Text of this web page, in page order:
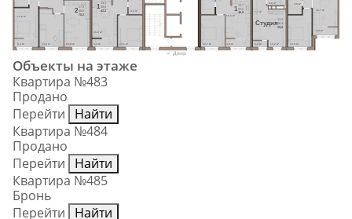
3,4 м²
12,7 м²
15,3 м²
1
12,7
37,5
40,9
1,4 м²
3,8 м²
13,2 м²
7,7 м²
Cтудия
13,2
28,4
29,8
3,4 м²
4,8 м²
13,6 м²
18,7 м²
3,4 м² 19,9 м²
13,6 м²
14,3 м²
2
27,9
66,8
70,2
3,4 м² 13,1 м²
4,8 м²
16,0 м²
1
13,1
38,8
42,2
Двор
Объекты на этаже
Квартира №483
Продано
Перейти
Найти
Квартира №484
Продано
Перейти
Найти
Квартира №485
Бронь
Перейти
Найти